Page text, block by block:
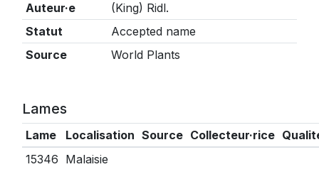
Auteur·e
(King) Ridl.
Statut
Accepted name
Source
World Plants
Lames
Lame Localisation Source Collecteur·rice
15346 Malaisie